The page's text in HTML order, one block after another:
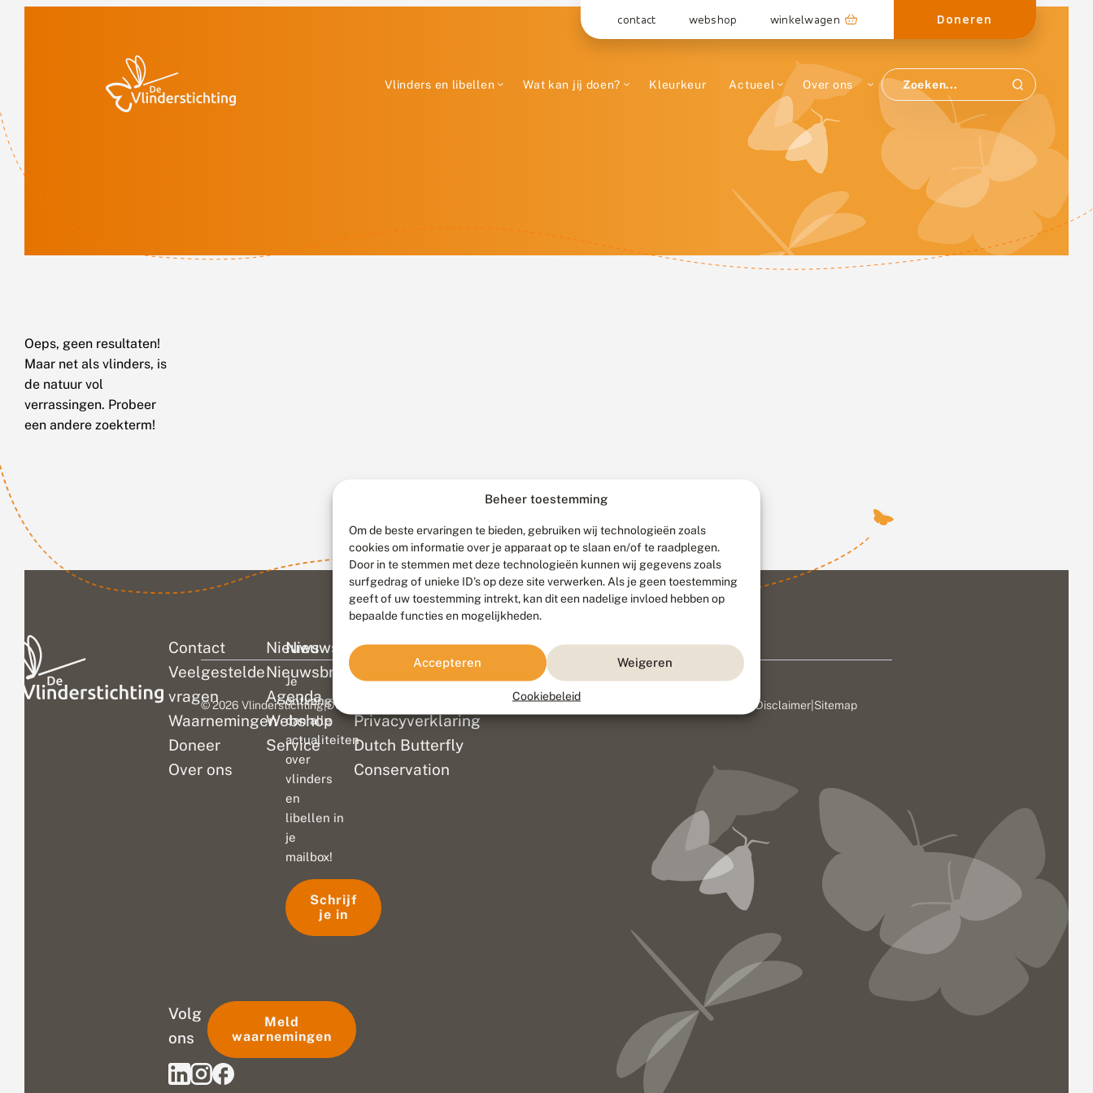
Beheer toestemming
Om de beste ervaringen te bieden, gebruiken wij technologieën zoals
cookies om informatie over je apparaat op te slaan en/of te raadplegen.
Door in te stemmen met deze technologieën kunnen wij gegevens zoals
surfgedrag of unieke ID's op deze site verwerken. Als je geen toestemming
geeft of uw toestemming intrekt, kan dit een nadelige invloed hebben op
bepaalde functies en mogelijkheden.
Accepteren Weigeren
Cookiebeleid
contact webshop winkelwagen Doneren
Vlinders en libellen Wat kan jij doen? Kleurkeur Actueel Over ons
Oeps, geen resultaten!
Maar net als vlinders, is
de natuur vol
verrassingen. Probeer
een andere zoekterm!
Contact
Veelgestelde
vragen
Waarnemingen
Doneer
Over ons
Nieuws
Nieuwsbrief
Agenda
Webshop
Service
Colofon
Disclaimer
Privacyverklaring
Dutch Butterfly
Conservation
Nieuwsbrief
Je
ontvangt
dan alle
actualiteiten
over
vlinders
en
libellen in
je
mailbox!
Schrijf
je in
Volg
ons
Meld
waarnemingen
© 2026 Vlinderstichting|Duurzaam ontwikkeld door Go2People, ontworpen door Disclaimer Sitemap